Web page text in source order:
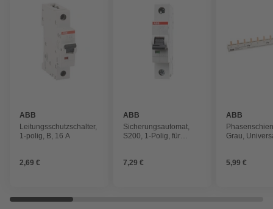
ABB
Leitungsschutzschalter,
1-polig, B, 16 A
2,69 €
ABB
Sicherungsautomat,
S200, 1-Polig, für
C, 16 A
7,29 €
ABB
Grau,
5,99 €